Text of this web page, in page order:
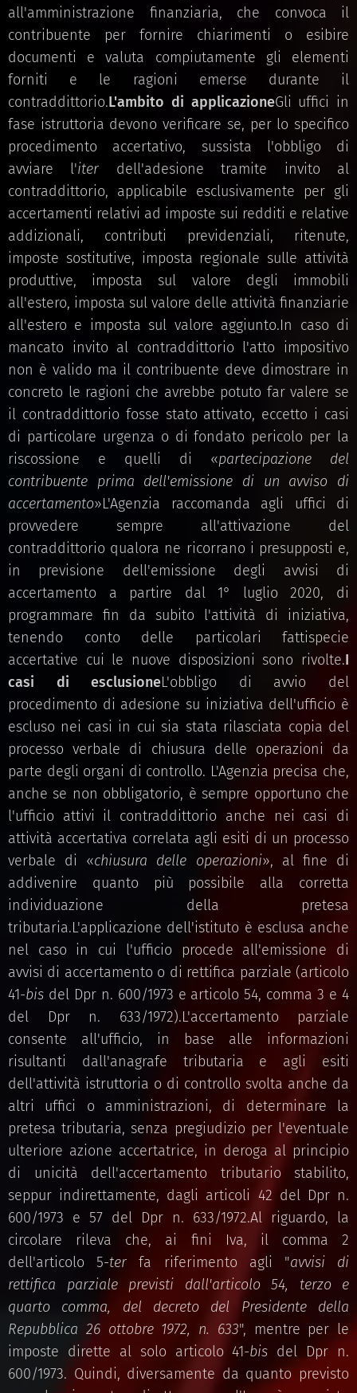
all'amministrazione finanziaria, che convoca il
contribuente per fornire chiarimenti o esibire
documenti e valuta compiutamente gli elementi
forniti e le ragioni emerse durante il
contraddittorio.L'ambito di applicazioneGli uffici in
fase istruttoria devono verificare se, per lo specifico
procedimento accertativo, sussista l'obbligo di
avviare l'iter dell'adesione tramite invito al
contraddittorio, applicabile esclusivamente per gli
accertamenti relativi ad imposte sui redditi e relative
addizionali, contributi previdenziali, ritenute,
imposte sostitutive, imposta regionale sulle attività
produttive, imposta sul valore degli immobili
all'estero, imposta sul valore delle attività finanziarie
all'estero e imposta sul valore aggiunto.In caso di
mancato invito al contraddittorio l'atto impositivo
non è valido ma il contribuente deve dimostrare in
concreto le ragioni che avrebbe potuto far valere se
il contraddittorio fosse stato attivato, eccetto i casi
di particolare urgenza o di fondato pericolo per la
riscossione e quelli di «partecipazione del
contribuente prima dell'emissione di un avviso di
accertamento»L'Agenzia raccomanda agli uffici di
provvedere sempre all'attivazione del
contraddittorio qualora ne ricorrano i presupposti e,
in previsione dell'emissione degli avvisi di
accertamento a partire dal 1° luglio 2020, di
programmare fin da subito l'attività di iniziativa,
tenendo conto delle particolari fattispecie
accertative cui le nuove disposizioni sono rivolte.I
casi di esclusioneL'obbligo di avvio del
procedimento di adesione su iniziativa dell'ufficio è
escluso nei casi in cui sia stata rilasciata copia del
processo verbale di chiusura delle operazioni da
parte degli organi di controllo. L'Agenzia precisa che,
anche se non obbligatorio, è sempre opportuno che
l'ufficio attivi il contraddittorio anche nei casi di
attività accertativa correlata agli esiti di un processo
verbale di «chiusura delle operazioni», al fine di
addivenire quanto più possibile alla corretta
individuazione della pretesa
tributaria.L'applicazione dell'istituto è esclusa anche
nel caso in cui l'ufficio procede all'emissione di
avvisi di accertamento o di rettifica parziale (articolo
41-bis del Dpr n. 600/1973 e articolo 54, comma 3 e 4
del Dpr n. 633/1972).L'accertamento parziale
consente all'ufficio, in base alle informazioni
risultanti dall'anagrafe tributaria e agli esiti
dell'attività istruttoria o di controllo svolta anche da
altri uffici o amministrazioni, di determinare la
pretesa tributaria, senza pregiudizio per l'eventuale
ulteriore azione accertatrice, in deroga al principio
di unicità dell'accertamento tributario stabilito,
seppur indirettamente, dagli articoli 42 del Dpr n.
600/1973 e 57 del Dpr n. 633/1972.Al riguardo, la
circolare rileva che, ai fini Iva, il comma 2
dell'articolo 5-ter fa riferimento agli "avvisi di
rettifica parziale previsti dall'articolo 54, terzo e
quarto comma, del decreto del Presidente della
Repubblica 26 ottobre 1972, n. 633", mentre per le
imposte dirette al solo articolo 41-bis del Dpr n.
600/1973. Quindi, diversamente da quanto previsto